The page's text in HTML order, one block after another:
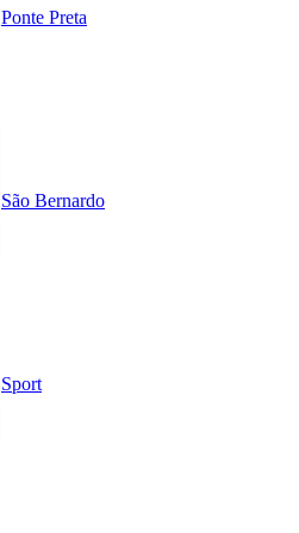
Ponte Preta
São Bernardo
Sport